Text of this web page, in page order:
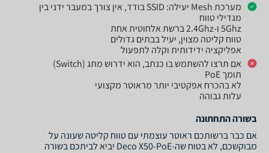
מערכת Mesh יעילה: SSID בודד, אין צורך במעבר ידני בין
מגדילי טווח
5Ghz ו-2.4Ghz ברשת אלחוטית אחת
טווח קליטה מצוין, יעיל בבתים גדולים
אפליקציה ידידותית וקלה לתפעול
אם תרצו להשתמש בו כנתב, הוא ידרוש מתג (Switch)
תומך PoE
לא בהכרח אפקטיבי יותר מראוטר מקצועי
עלות גבוהה
בשורה התחתונה
אם כבר ברשותכם ראוטר עוצמתי עם טווח קליטה שעונה על
מבוקשכם, לא בטוח שה-Deco X50-PoE יביא לביתכם בשורה